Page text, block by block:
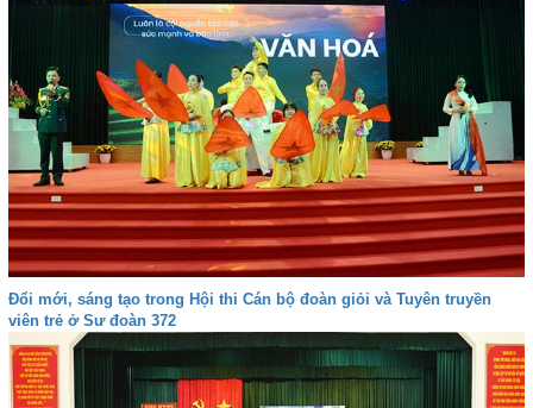
Đổi mới, sáng tạo trong Hội thi Cán bộ đoàn giỏi và Tuyên truyền
viên trẻ ở Sư đoàn 372